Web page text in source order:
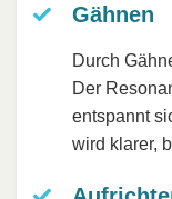
Gähnen
Durch
Der
entspannt
wird klarer,